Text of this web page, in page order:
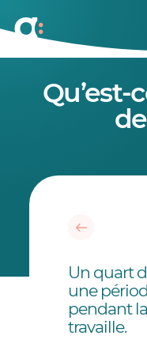
Qu’est-
Un quart
une
pendant
travaille.